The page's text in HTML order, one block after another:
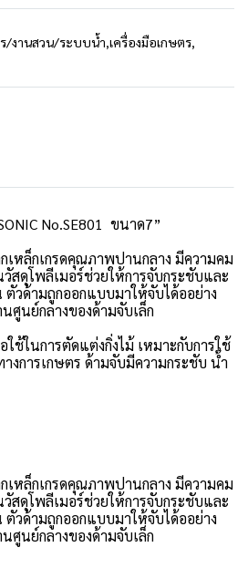
/งานสวน/ระบบน้ำ,เครื่องมือเกษตร,
No.SE801 ขนาด7”
เหล็กเกรดคุณภาพปานกลาง มีความคม
วัสดุโพลีเมอร์ช่วยให้การจับกระชับและ
ตัวด้ามถูกออกแบบมาให้จับได้ออย่าง
ศูนย์กลางของด้ามจับเล็ก
ช้ในการตัดแต่งกิ่งไม้ เหมาะกับการใช้
งการเกษตร ด้ามจับมีความกระชับ น้ำ
เหล็กเกรดคุณภาพปานกลาง มีความคม
วัสดุโพลีเมอร์ช่วยให้การจับกระชับและ
ตัวด้ามถูกออกแบบมาให้จับได้ออย่าง
ศูนย์กลางของด้ามจับเล็ก